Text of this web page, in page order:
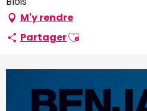
M'y rendre
PartagerAjouter aux favoris